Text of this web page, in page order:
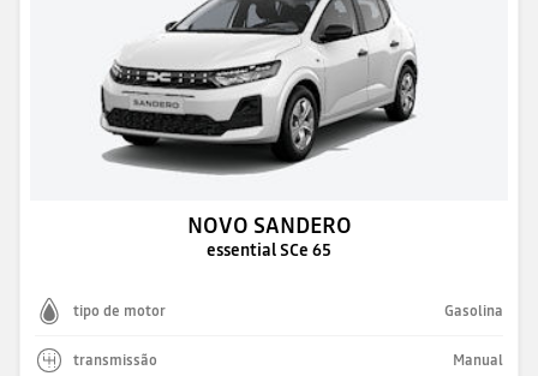
NOVO SANDERO
essential SCe 65
tipo de motor Gasolina
transmissão Manual